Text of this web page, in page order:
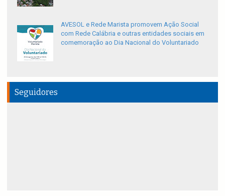
AVESOL e Rede Marista promovem Ação Social
com Rede Calábria e outras entidades sociais em
comemoração ao Dia Nacional do Voluntariado
Seguidores